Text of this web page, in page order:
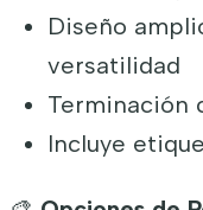
Diseño
versatilidad
Terminación
Incluye